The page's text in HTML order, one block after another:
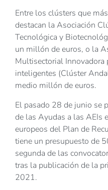
Entre los clústers que
destacan la Asociación
Tecnológica y
un millón de euros, o la
Multisectorial Innovadora
inteligentes (Clúster
medio millón de euros.
El pasado 28 de junio se
de las Ayudas a las AEIs
europeos del Plan de
tiene un presupuesto de
segunda de las
tras la publicación de la
2021.